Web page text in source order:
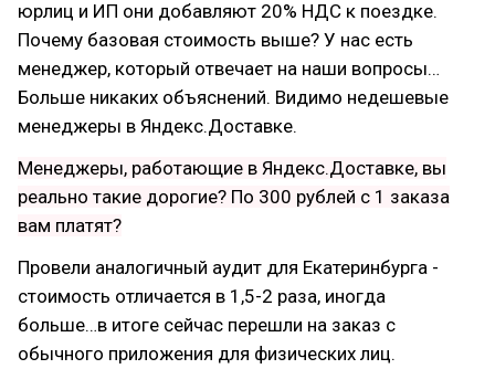
юрлиц и ИП они добавляют 20% НДС к поездке.
Почему базовая стоимость выше? У нас есть
менеджер, который отвечает на наши вопросы…
Больше никаких объяснений. Видимо недешевые
менеджеры в Яндекс.Доставке.
Менеджеры, работающие в Яндекс.Доставке, вы
реально такие дорогие? По 300 рублей с 1 заказа
вам платят?
Провели аналогичный аудит для Екатеринбурга -
стоимость отличается в 1,5-2 раза, иногда
больше…в итоге сейчас перешли на заказ с
обычного приложения для физических лиц.